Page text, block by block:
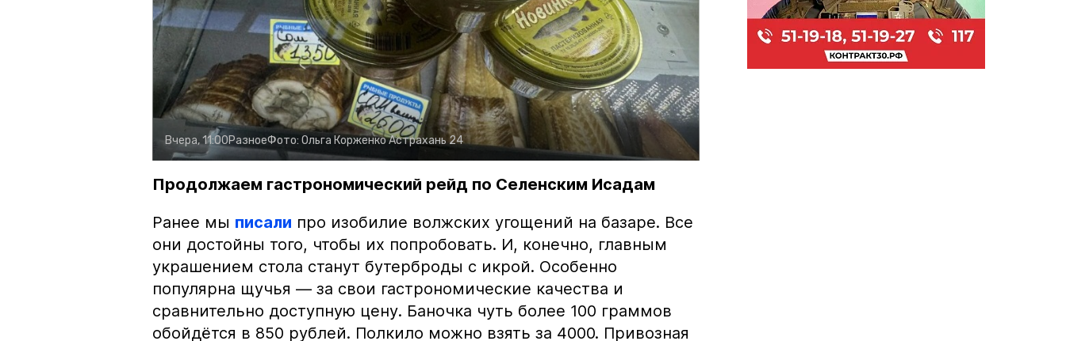
Вчера, 11:00РазноеФото: Ольга КорженкоАстрахань 24
Продолжаем гастрономический рейд по Селенским Исадам
Ранее мы писали про изобилие волжских угощений на базаре. Все
они достойны того, чтобы их попробовать. И, конечно, главным
украшением стола станут бутерброды с икрой. Особенно
популярна щучья — за свои гастрономические качества и
сравнительно доступную цену. Баночка чуть более 100 граммов
обойдётся в 850 рублей. Полкило можно взять за 4000. Привозная